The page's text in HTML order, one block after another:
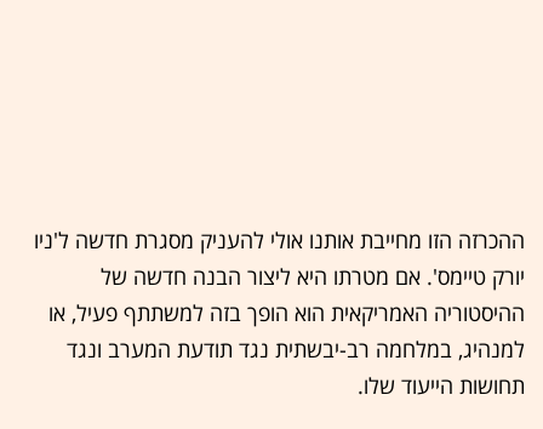
ההכרזה הזו מחייבת אותנו אולי להעניק מסגרת חדשה ל'ניו
יורק טיימס'. אם מטרתו היא ליצור הבנה חדשה של
ההיסטוריה האמריקאית הוא הופך בזה למשתתף פעיל, או
למנהיג, במלחמה רב-יבשתית נגד תודעת המערב ונגד
תחושות הייעוד שלו.